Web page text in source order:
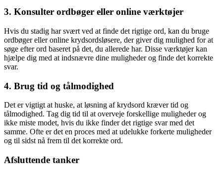
3. Konsulter ordbøger eller online værktøjer
Hvis du stadig har svært ved at finde det rigtige ord, kan du bruge
ordbøger eller online krydsordsløsere, der giver dig mulighed for at
søge efter ord baseret på det, du allerede har. Disse værktøjer kan
hjælpe dig med at indsnævre dine muligheder og finde det korrekte
svar.
4. Brug tid og tålmodighed
Det er vigtigt at huske, at løsning af krydsord kræver tid og
tålmodighed. Tag dig tid til at overveje forskellige muligheder og
ikke miste modet, hvis du ikke finder det rigtige svar med det
samme. Ofte er det en proces med at udelukke forkerte muligheder
og til sidst nå frem til det korrekte ord.
Afsluttende tanker